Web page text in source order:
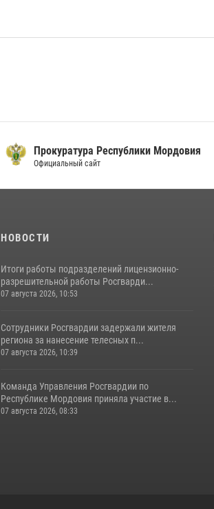
Прокуратура Республики Мордовия
Официальный сайт
НОВОСТИ
Итоги работы подразделений лицензионно-
разрешительной работы Росгварди...
07 августа 2026, 10:53
Сотрудники Росгвардии задержали жителя
региона за нанесение телесных п...
07 августа 2026, 10:39
Команда Управления Росгвардии по
Республике Мордовия приняла участие в...
07 августа 2026, 08:33